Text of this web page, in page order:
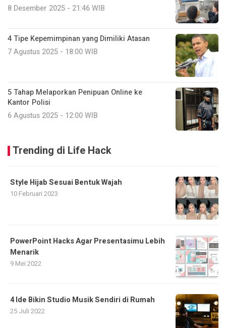
8 Desember 2025 - 21:46 WIB
4 Tipe Kepemimpinan yang Dimiliki Atasan
7 Agustus 2025 - 18:00 WIB
5 Tahap Melaporkan Penipuan Online ke
Kantor Polisi
6 Agustus 2025 - 12:00 WIB
Trending di Life Hack
Style Hijab Sesuai Bentuk Wajah
10 Februari 2023
PowerPoint Hacks Agar Presentasimu Lebih
Menarik
9 Mei 2022
4 Ide Bikin Studio Musik Sendiri di Rumah
25 Juli 2022